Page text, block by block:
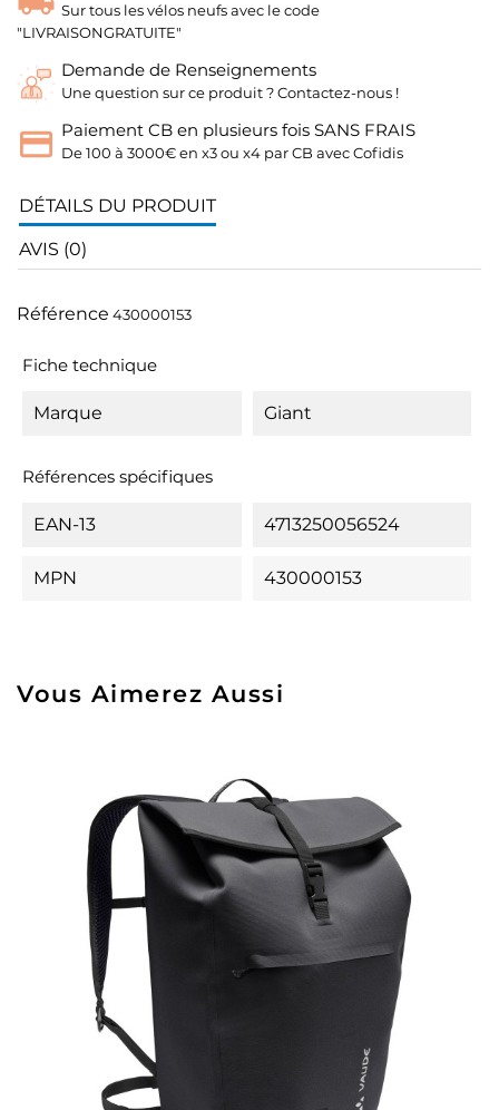
Sur tous les vélos neufs avec le code
"LIVRAISONGRATUITE"
Demande de Renseignements
Une question sur ce produit ? Contactez-nous !
Paiement CB en plusieurs fois SANS FRAIS
De 100 à 3000€ en x3 ou x4 par CB avec Cofidis
DÉTAILS DU PRODUIT
AVIS (0)
Référence 430000153
Fiche technique
Marque Giant
Références spécifiques
EAN-13 4713250056524
MPN 430000153
Vous Aimerez Aussi